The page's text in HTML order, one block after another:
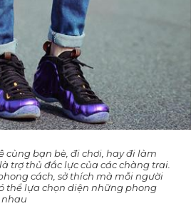
cùng bạn bè, đi chơi, hay đi làm
trợ thủ đắc lực của các chàng trai.
cách, sở thích mà mỗi người
thể lựa chọn diện những phong
nhau